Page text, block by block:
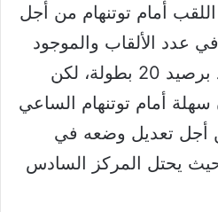
أمام توتنهام من أجل
عدد الألقاب والموجود
بحوزة مانشستر يونايتد برصيد 20 بطولة، لكن
أمام توتنهام الساعي
أجل تعديل وضعه في
يحتل المركز السادس